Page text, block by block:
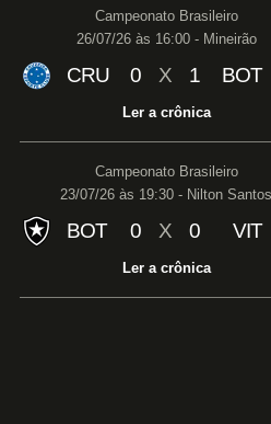
Campeonato Brasileiro
26/07/26 às 16:00 - Mineirão
CRU 0 X 1 BOT
Ler a crônica
Campeonato Brasileiro
23/07/26 às 19:30 - Nilton Santos
BOT 0 X 0 VIT
Ler a crônica